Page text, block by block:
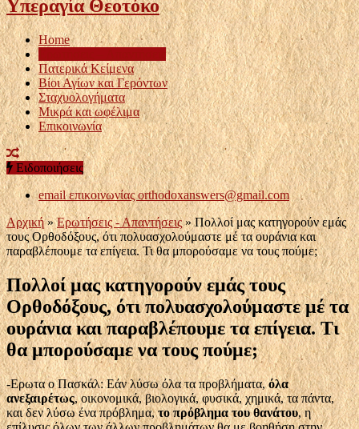
Υπεραγία Θεοτόκο
Home
Πατερικά Κείμενα
Βίοι Αγίων και Γερόντων
Σταχυολογήματα
Μικρά και ωφέλιμα
Επικοινωνία
Ειδοποιήσεις
email επικοινωνίαςorthodoxanswers@gmail.com
Αρχική » Ερωτήσεις - Απαντήσεις » Πολλοί μας κατηγορούν εμάς
τους Ορθοδόξους, ότι πολυασχολούμαστε μέ τα ουράνια και
παραβλέπουμε τα επίγεια. Τι θα μπορούσαμε να τους πούμε;
Πολλοί μας κατηγορούν εμάς τους
Ορθοδόξους, ότι πολυασχολούμαστε μέ τα
ουράνια και παραβλέπουμε τα επίγεια. Τι
θα μπορούσαμε να τους πούμε;
-Ερωτα ο Πασκάλ: Εάν λύσω όλα τα προβλήματα,όλα
ανεξαιρέτως, οικονομικά, βιολογικά, φυσικά, χημικά, τα πάντα,
και δεν λύσω ένα πρόβλημα,το πρόβλημα του θανάτου, η